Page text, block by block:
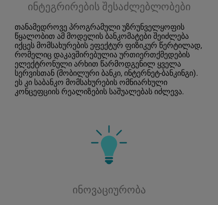
ინტეგრირების შესაძლებლობები
თანამედროვე პროგრამული უზრუნველყოფის
წყალობით ამ მოდელის ბანკომატები შეიძლება
იქცეს მომსახურების ეფექტურ ფიზიკურ წერტილად,
რომელიც დაკავშირებულია ურთიერთქმედების
ელექტრონული არხით წარმოდგენილ ყველა
სერვისთან (მობილური ბანკი, ინტერნეტ-ბანკინგი).
ეს კი საბანკო მომსახურების ომნიარხული
კონცეფციის რეალიზების საშუალებას იძლევა.
ინოვაციურობა